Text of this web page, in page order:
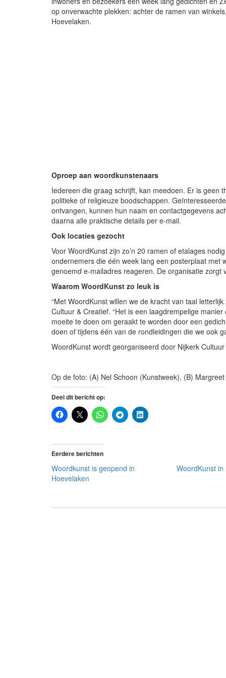
op onverwachte plekken: achter de ramen van
Hoevelaken.
Oproep aan woordkunstenaars
Iedereen die graag schrijft, kan meedoen. Er is geen
politieke of religieuze boodschappen.
ontvangen, kunnen hun naam en contactgegevens
daarna alle praktische details per e-mail.
Ook locaties gezocht
Voor WoordKunst zijn zo’n 20 ramen of etalages
ondernemers die één week lang een posterplaat met
genoemd e-mailadres reageren. De organisatie zorgt
Waarom WoordKunst zo leuk is
“Met WoordKunst willen we de kracht van taal
Cultuur & Creatief. “Het is een laagdrempelige
moeite te doen om geraakt te worden door een
doen of tijdens één van de rondleidingen die we ook
WoordKunst wordt georganiseerd door Nijkerk
Op de foto: (A) Nel Schoon (Kunstweek), (B)
Deel dit bericht op:
Eerdere berichten
Woordkunst is geopend in
Hoevelaken
WoordKunst